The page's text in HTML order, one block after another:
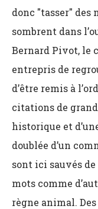
donc "tasser"
sombrent dans
Bernard Pivot, le
entrepris de
d’être remis à
citations de
historique et
doublée d’un
sont ici sauvés
mots comme
règne animal.